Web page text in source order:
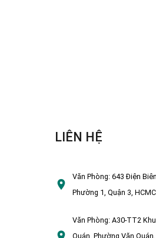
LIÊN HỆ
Văn Phòng:643 Điện
Phường 1, Quận 3, HCMC
Văn Phòng:A30-TT2
Quán, Phường Văn